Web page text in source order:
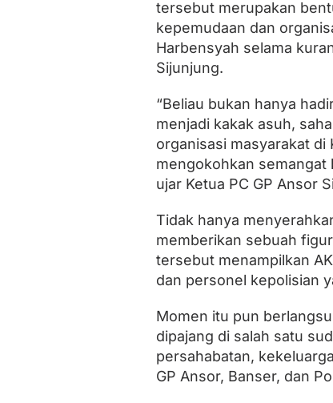
tersebut merupakan
kepemudaan dan
Harbensyah selama
Sijunjung.
“Beliau bukan hanya
menjadi kakak asuh,
organisasi masyarakat di
mengokohkan semangat
ujar Ketua PC GP Ansor
Tidak hanya
memberikan sebuah
tersebut menampilkan
dan personel kepolisian
Momen itu pun
dipajang di salah satu
persahabatan,
GP Ansor, Banser, dan